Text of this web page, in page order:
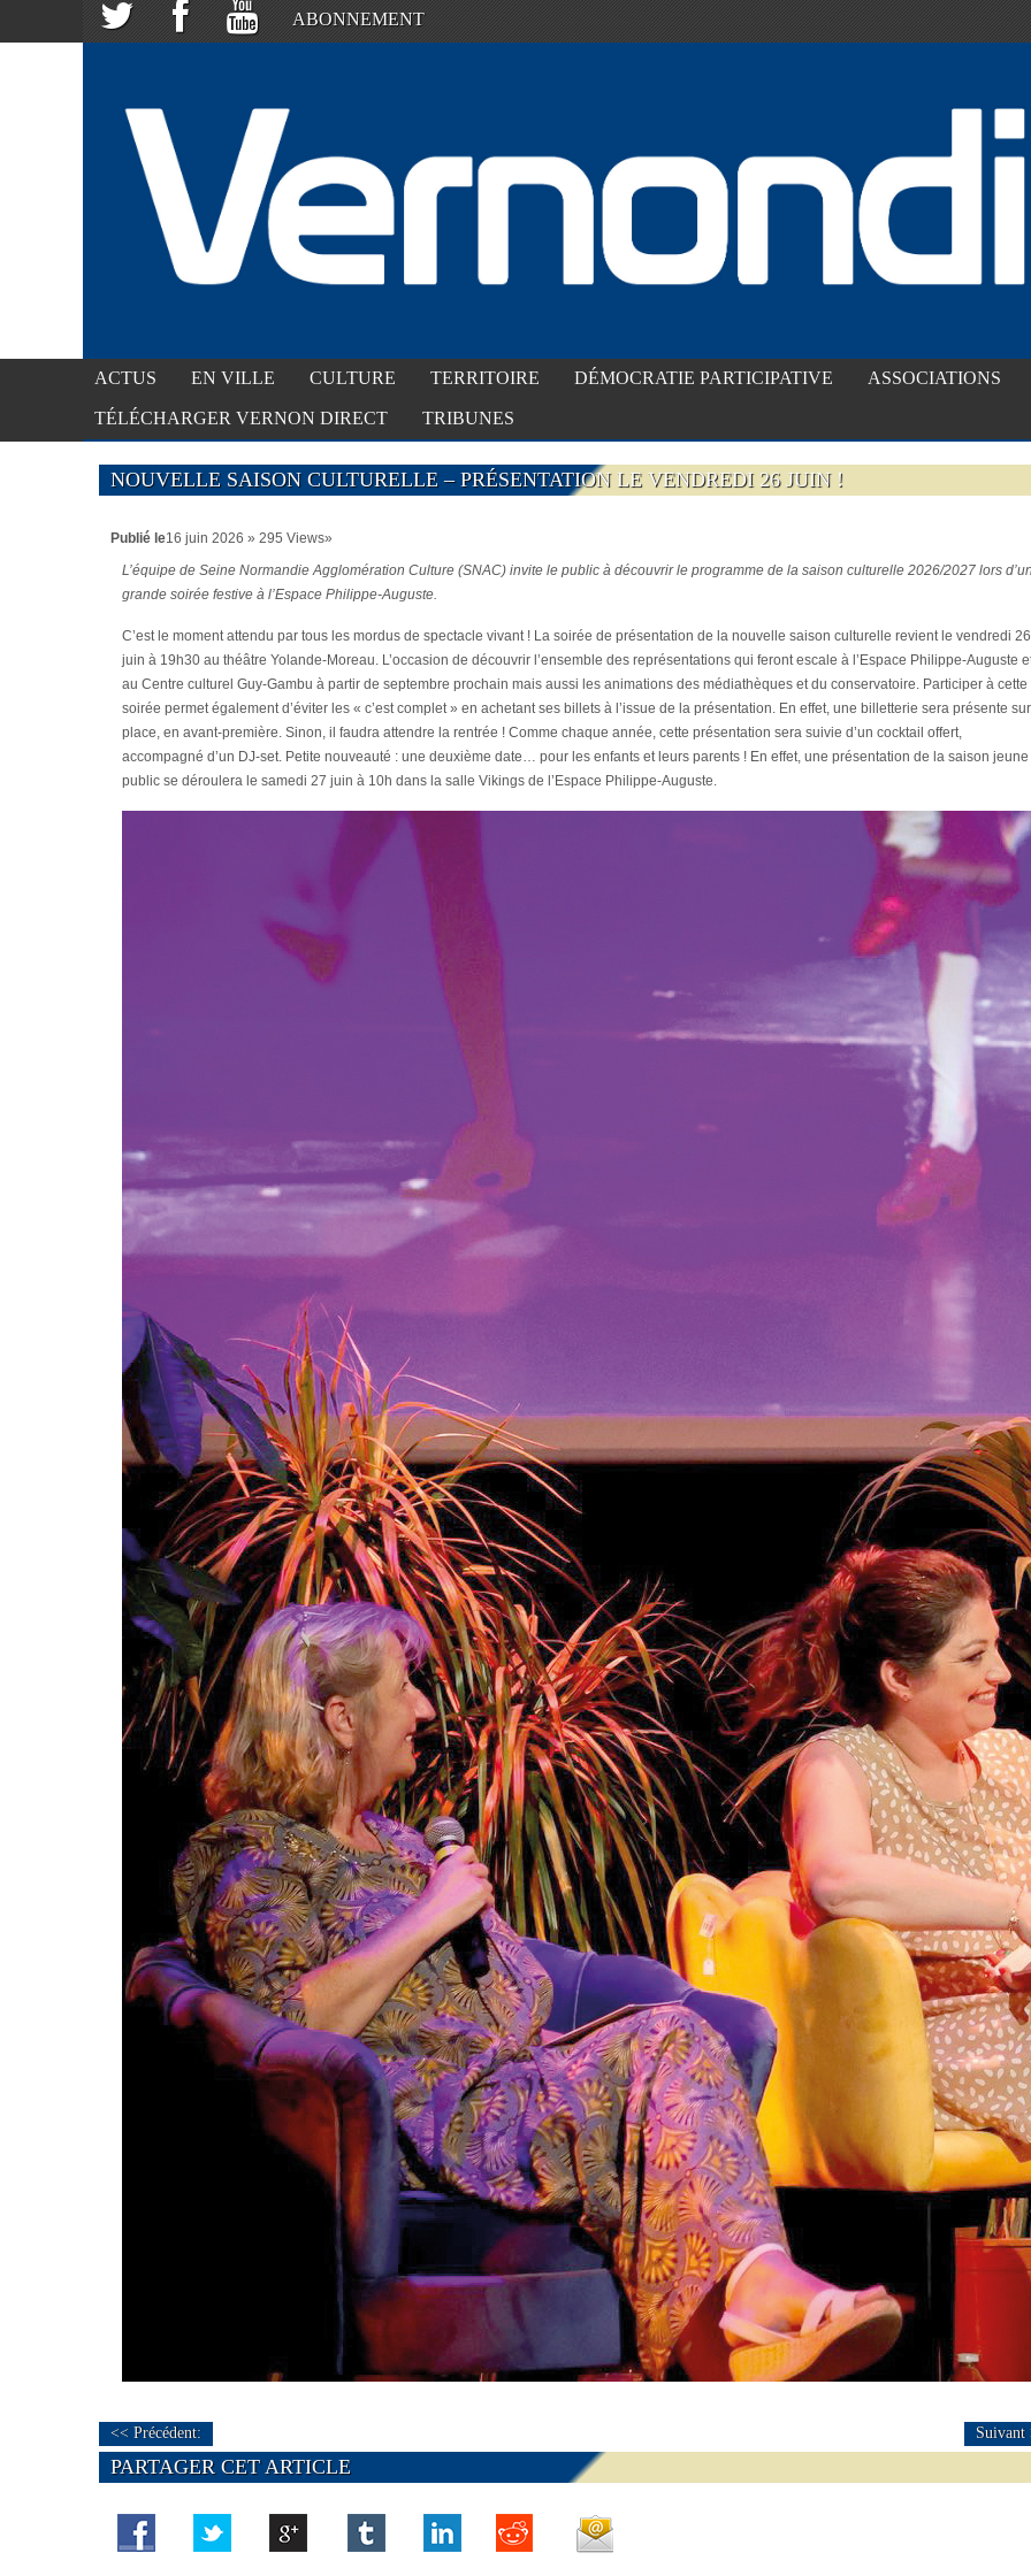
ABONNEMENT
ACTUS EN VILLE CULTURE TERRITOIRE DÉMOCRATIE PARTICIPATIVE ASSOCIATIONS
TÉLÉCHARGER VERNON DIRECT TRIBUNES
NOUVELLE SAISON CULTURELLE – PRÉSENTATION LE VENDREDI 26 JUIN !
Publié le16 juin 2026 » 295 Views»
L’équipe de Seine Normandie Agglomération Culture (SNAC) invite le public à découvrir le programme de la saison culturelle 2026/2027 lors
grande soirée festive à l’Espace Philippe-Auguste.
C’est le moment attendu par tous les mordus de spectacle vivant ! La soirée de présentation de la nouvelle saison culturelle revient le vendredi 26
juin à 19h30 au théâtre Yolande-Moreau. L’occasion de découvrir l’ensemble des représentations qui feront escale à l’Espace Philippe-Auguste
au Centre culturel Guy-Gambu à partir de septembre prochain mais aussi les animations des médiathèques et du conservatoire. Participer à cette
soirée permet également d’éviter les « c’est complet » en achetant ses billets à l’issue de la présentation. En effet, une billetterie sera présente sur
place, en avant-première. Sinon, il faudra attendre la rentrée ! Comme chaque année, cette présentation sera suivie d’un cocktail offert,
accompagné d’un DJ-set. Petite nouveauté : une deuxième date… pour les enfants et leurs parents ! En effet, une présentation de la saison jeune
public se déroulera le samedi 27 juin à 10h dans la salle Vikings de l’Espace Philippe-Auguste.
<< Précédent: Suivant
PARTAGER CET ARTICLE